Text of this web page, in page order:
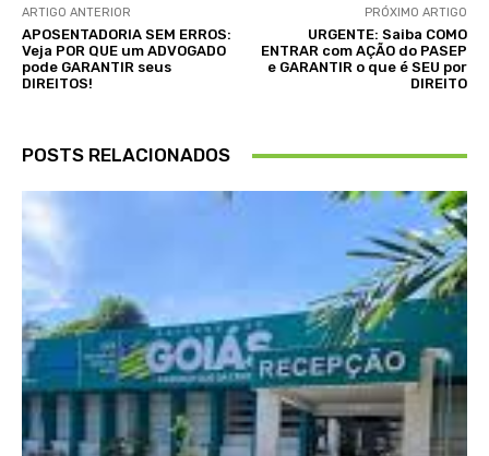
ARTIGO ANTERIOR
APOSENTADORIA SEM ERROS:
Veja POR QUE um ADVOGADO
pode GARANTIR seus
DIREITOS!
PRÓXIMO ARTIGO
URGENTE: Saiba COMO
ENTRAR com AÇÃO do PASEP
e GARANTIR o que é SEU por
DIREITO
POSTS RELACIONADOS